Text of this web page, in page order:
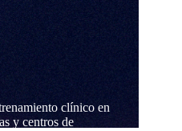
clínico en
y centros de